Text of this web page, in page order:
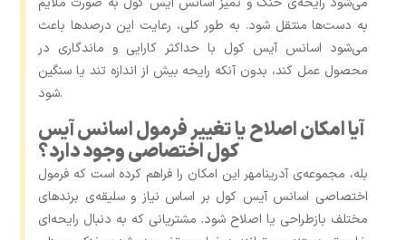
به دست‌ها منتقل شود. به ‌طور کلی، رعایت این درصدها باعث
می‌شود اسانس آیس کول با حداکثر کارایی و ماندگاری در
محصول عمل کند، بدون آنکه رایحه بیش از اندازه تند یا سنگین
شود.
آیا امکان اصلاح یا تغییر فرمول اسانس آیس
کول اختصاصی وجود دارد؟
بله، مجموعه‌ی آدرینامهر این امکان را فراهم کرده است که فرمول
اختصاصی اسانس آیس کول بر اساس نیاز و سلیقه‌ی برندهای
مختلف بازطراحی یا اصلاح شود. مشتریانی که به دنبال رایحه‌ای